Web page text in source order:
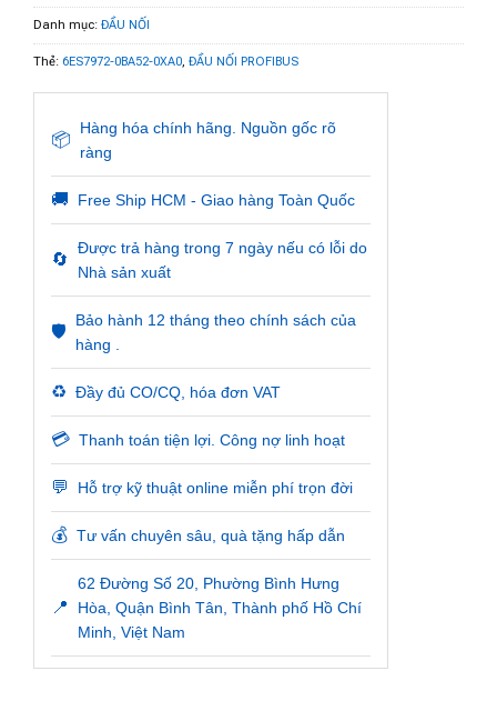
Danh mục: ĐẦU NỐI
Thẻ: 6ES7972-0BA52-0XA0, ĐẦU NỐI PROFIBUS
📦
Hàng hóa chính hãng. Nguồn gốc rõ
ràng
🚚 Free Ship HCM - Giao hàng Toàn Quốc
🔄
Được trả hàng trong 7 ngày nếu có lỗi do
Nhà sản xuất
🛡️
Bảo hành 12 tháng theo chính sách của
hàng .
♻️ Đầy đủ CO/CQ, hóa đơn VAT
💳 Thanh toán tiện lợi. Công nợ linh hoạt
💬 Hỗ trợ kỹ thuật online miễn phí trọn đời
💰 Tư vấn chuyên sâu, quà tặng hấp dẫn
📍
62 Đường Số 20, Phường Bình Hưng
Hòa, Quận Bình Tân, Thành phố Hồ Chí
Minh, Việt Nam